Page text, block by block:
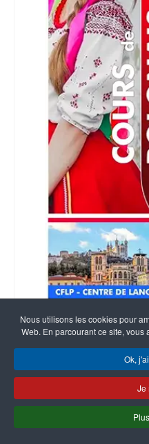
Nous utilisons les cookies pour
Web. En parcourant ce site,
Ok,
Je
JE
POLONAIS